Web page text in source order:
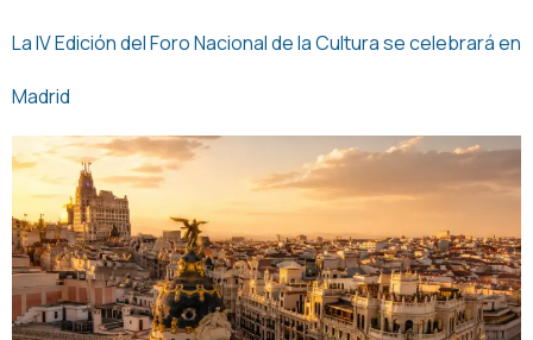
La IV Edición del Foro Nacional de la Cultura se celebrará en
Madrid